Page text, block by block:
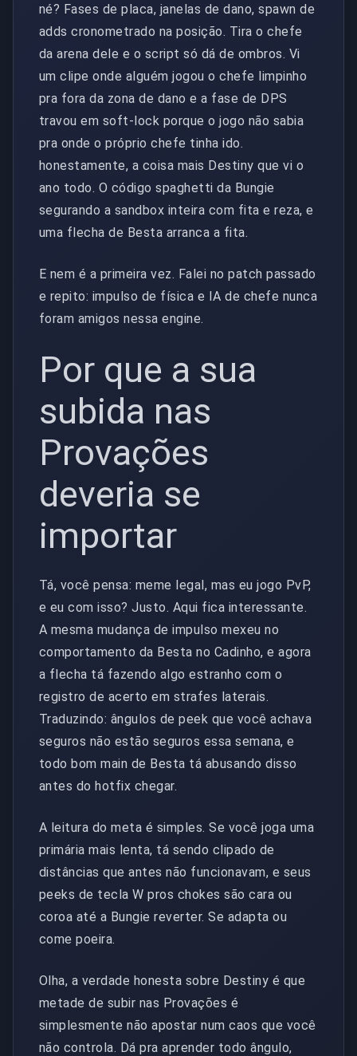
né? Fases de placa, janelas de dano, spawn de
adds cronometrado na posição. Tira o chefe
da arena dele e o script só dá de ombros. Vi
um clipe onde alguém jogou o chefe limpinho
pra fora da zona de dano e a fase de DPS
travou em soft-lock porque o jogo não sabia
pra onde o próprio chefe tinha ido.
honestamente, a coisa mais Destiny que vi o
ano todo. O código spaghetti da Bungie
segurando a sandbox inteira com fita e reza, e
uma flecha de Besta arranca a fita.
E nem é a primeira vez. Falei no patch passado
e repito: impulso de física e IA de chefe nunca
foram amigos nessa engine.
Por que a sua
subida nas
Provações
deveria se
importar
Tá, você pensa: meme legal, mas eu jogo PvP,
e eu com isso? Justo. Aqui fica interessante.
A mesma mudança de impulso mexeu no
comportamento da Besta no Cadinho, e agora
a flecha tá fazendo algo estranho com o
registro de acerto em strafes laterais.
Traduzindo: ângulos de peek que você achava
seguros não estão seguros essa semana, e
todo bom main de Besta tá abusando disso
antes do hotfix chegar.
A leitura do meta é simples. Se você joga uma
primária mais lenta, tá sendo clipado de
distâncias que antes não funcionavam, e seus
peeks de tecla W pros chokes são cara ou
coroa até a Bungie reverter. Se adapta ou
come poeira.
Olha, a verdade honesta sobre Destiny é que
metade de subir nas Provações é
simplesmente não apostar num caos que você
não controla. Dá pra aprender todo ângulo,